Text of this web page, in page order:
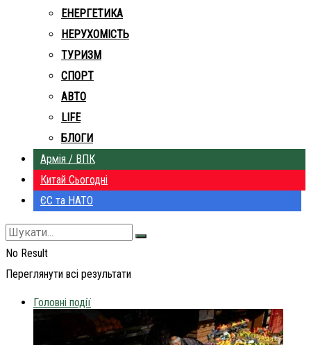
ЕНЕРГЕТИКА
НЕРУХОМІСТЬ
ТУРИЗМ
СПОРТ
АВТО
LIFE
БЛОГИ
Армія / ВПК
Китай Сьогодні
ЄС та НАТО
No Result
Переглянути всі результати
Головні події